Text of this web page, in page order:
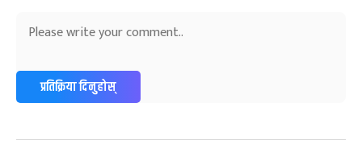
२४
सोम
अन्तराष्ट्रिय नारी दिवस
फाल्गुन २४, २०८३ -Mar 8, 2027
ग्याल्पो ल्होसार
फाल्गुन २५, २०८३
७ पूर्णिमा व्रत ७ महिना बाँकी
प्रतिक्रिया दिनुहोस्